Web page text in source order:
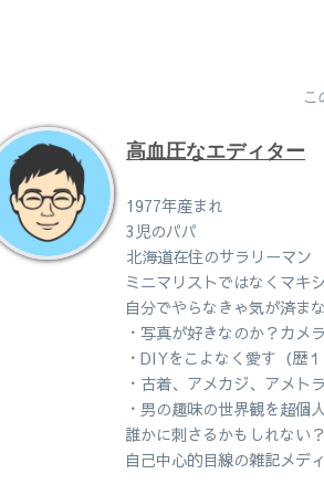
こ
高血圧なエディター
1977年産まれ
3児のパパ
北海道在住のサラリーマン
ミニマリストではなくマキ
自分でやらなきゃ気が済ま
・写真が好きなのか？カメ
・DIYをこよなく愛す（歴
・古着、アメカジ、アメト
・男の趣味の世界観を超個
誰かに刺さるかもしれない
自己中心的目線の雑記メデ